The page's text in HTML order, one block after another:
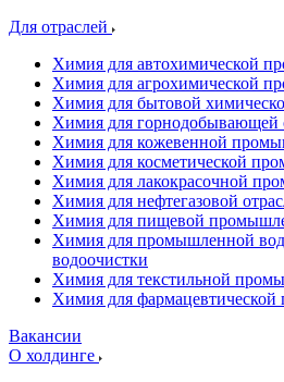
Для отраслей
Химия для автохимической
Химия для агрохимической
Химия для бытовой
Химия для горнодобывающей
Химия для кожевенной
Химия для косметической
Химия для лакокрасочной
Химия для нефтегазовой
Химия для пищевой
Химия для промышленной
водоочистки
Химия для текстильной
Химия для
Вакансии
О холдинге